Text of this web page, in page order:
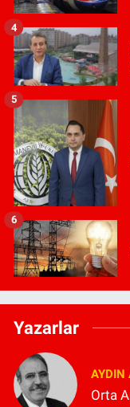
4
5
6
Yazarlar
AYDIN
Orta